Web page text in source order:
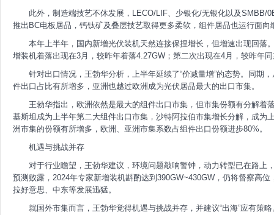
此外，制造端技艺不休发展，LECO/LIF、少银化/无银化以及SMBB/
推出BC电板居品，钙钛矿及叠层技艺取得更多柔软，组件居品也运行面向
本年上半年，国内新增光伏装机天然连接保捏增长，但增速出现回落
增装机着落出现在3月，较昨年着落4.27GW；第二次出现在4月，较昨年
针对出口情况，王勃华分析，上半年延续了“价减量增”的态势。同期
件出口占比有所增多，亚洲也越过欧洲成为光伏居品最大的出口市集。
王勃华指出，欧洲依然是最大的组件出口市集，但市集份额有分解着
基斯坦成为上半年第二大组件出口市集，沙特阿拉伯市集增长分解，成为
洲市集的份额有所增多，欧洲、亚洲市集系数占组件出口份额进步80%。
机遇与挑战并存
对于行业瞻望，王勃华建议，环境问题敲响警钟，动力转型已在路上
预测败露，2024年专家新增装机斟酌达到390GW~430GW，仍将督察高
拉好意思、中东等发展迅猛。
就国外市集而言，王勃华觉得机遇与挑战并存，并建议“出海”应有策